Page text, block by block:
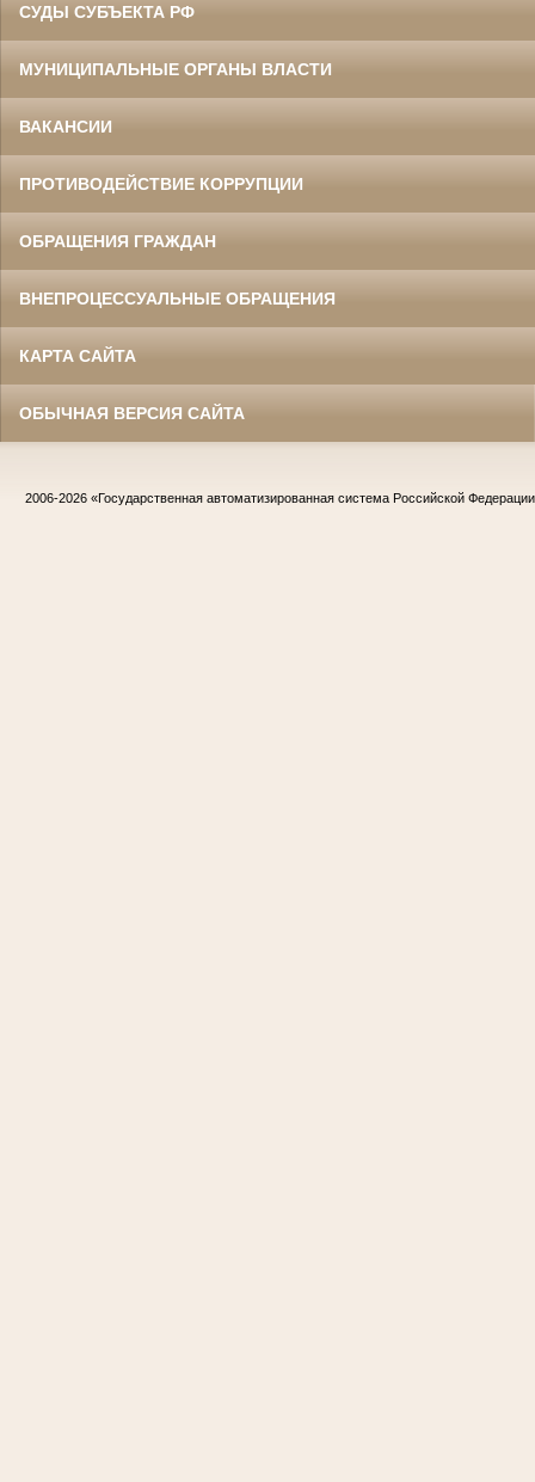
СУДЫ СУБЪЕКТА РФ
МУНИЦИПАЛЬНЫЕ ОРГАНЫ ВЛАСТИ
ВАКАНСИИ
ПРОТИВОДЕЙСТВИЕ КОРРУПЦИИ
ОБРАЩЕНИЯ ГРАЖДАН
ВНЕПРОЦЕССУАЛЬНЫЕ ОБРАЩЕНИЯ
КАРТА САЙТА
ОБЫЧНАЯ ВЕРСИЯ САЙТА
2006-2026 «Государственная автоматизированная система Российской